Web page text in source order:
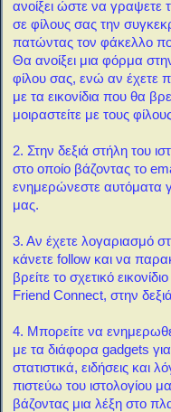
ανοίξει ώστε να γραψετε
σε φίλους σας την
πατώντας τον φάκελλο
Θα ανοίξει μια φόρμα
φίλου σας, ενώ αν έχετε
με τα εικονίδια που θα
μοιραστείτε με τους
2. Στην δεξιά στήλη του
στο οποίο βάζοντας το
ενημερώνεστε αυτόματα
μας.
3. Αν έχετε λογαριασμό
κάνετε follow και να
βρείτε το σχετικό
Friend Connect, στην
4. Μπορείτε να
με τα διάφορα gadgets
στατιστικά, ειδήσεις και
πιστεύω του ιστολογίου
βάζοντας μια λέξη στο